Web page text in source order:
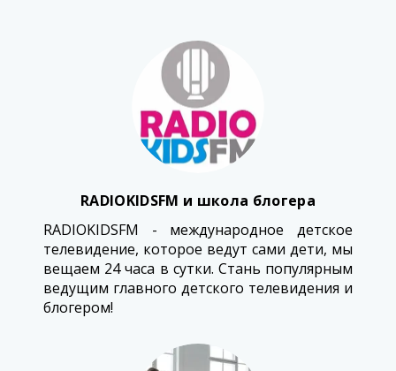
RADIOKIDSFM и школа блогера
RADIOKIDSFM - международное детское
телевидение, которое ведут сами дети, мы
вещаем 24 часа в сутки. Стань популярным
ведущим главного детского телевидения и
блогером!